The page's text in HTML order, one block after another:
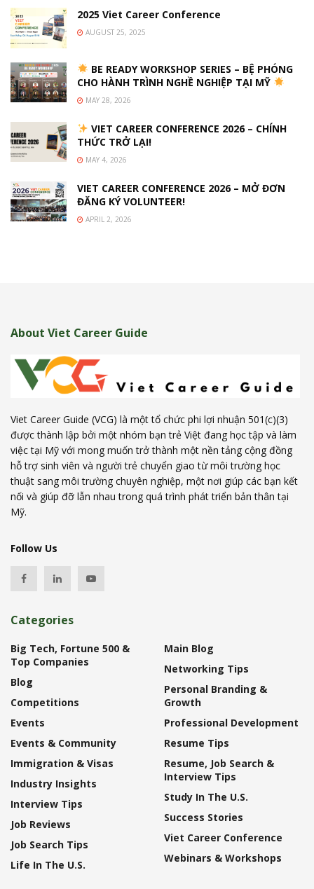
2025 Viet Career Conference
AUGUST 25, 2025
BE READY WORKSHOP SERIES – BỆ PHÓNG
CHO HÀNH TRÌNH NGHỀ NGHIỆP TẠI MỸ
MAY 28, 2026
VIET CAREER CONFERENCE 2026 – CHÍNH
THỨC TRỞ LẠI!
MAY 4, 2026
VIET CAREER CONFERENCE 2026 – MỞ ĐƠN
ĐĂNG KÝ VOLUNTEER!
APRIL 2, 2026
About Viet Career Guide
Viet Career Guide (VCG) là một tổ chức phi lợi nhuận 501(c)(3)
được thành lập bởi một nhóm bạn trẻ Việt đang học tập và làm
việc tại Mỹ với mong muốn trở thành một nền tảng cộng đồng
hỗ trợ sinh viên và người trẻ chuyển giao từ môi trường học
thuật sang môi trường chuyên nghiệp, một nơi giúp các bạn kết
nối và giúp đỡ lẫn nhau trong quá trình phát triển bản thân tại
Mỹ.
Follow Us
Categories
Big Tech, Fortune 500 &
Top Companies
Blog
Competitions
Events
Events & Community
Immigration & Visas
Industry Insights
Interview Tips
Job Reviews
Job Search Tips
Life In The U.S.
Main Blog
Networking Tips
Personal Branding &
Growth
Professional Development
Resume Tips
Resume, Job Search &
Interview Tips
Study In The U.S.
Success Stories
Viet Career Conference
Webinars & Workshops